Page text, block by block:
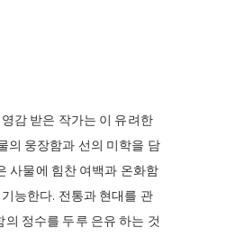
감 받은 작가는 이 유려한
의 웅장함과 선의 미학을 담
사물에 힘찬 여백과 온화함
능한다. 전통과 현대를 관
정수를 두루 은유 하는 것